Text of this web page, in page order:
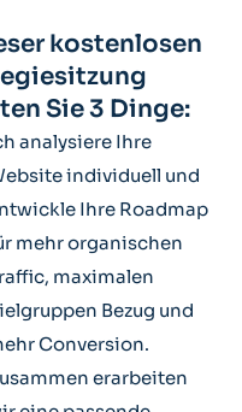
kostenlosen
Sie 3 Dinge:
analysiere Ihre
individuell und
Ihre Roadmap
mehr organischen
maximalen
Bezug und
Conversion.
erarbeiten